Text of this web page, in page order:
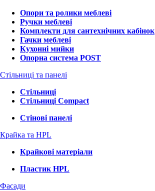
Опори та ролики меблеві
Ручки меблеві
Комплекти для сантехнічних кабінок
Гачки меблеві
Кухонні мийки
Опорна система POST
Стільниці та панелі
Стільниці
Стільниці Compact
Стінові панелі
Крайка та HPL
Крайкові матеріали
Пластик HPL
Фасади